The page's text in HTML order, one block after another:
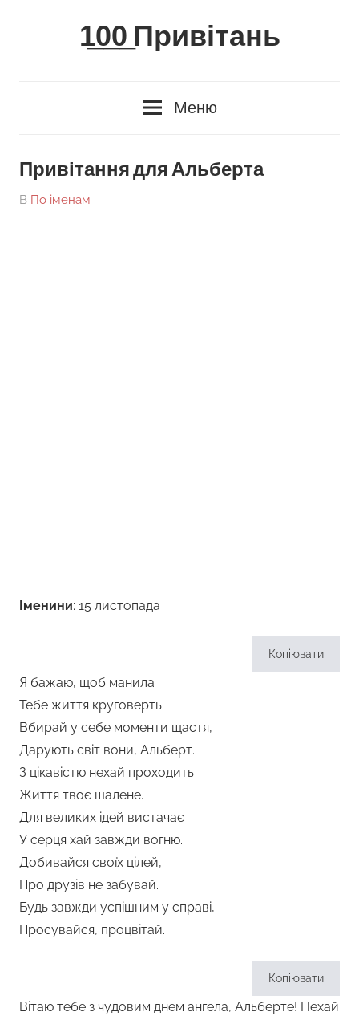
1̲0̲0̲ Привітань
Меню
Привітання для Альберта
On
By
В По іменам
Іменини: 15 листопада
Копіювати
Я бажаю, щоб манила
Тебе життя круговерть.
Вбирай у себе моменти щастя,
Дарують світ вони, Альберт.
З цікавістю нехай проходить
Життя твоє шалене.
Для великих ідей вистачає
У серця хай завжди вогню.
Добивайся своїх цілей,
Про друзів не забувай.
Будь завжди успішним у справі,
Просувайся, процвітай.
Копіювати
Вітаю тебе з чудовим днем ангела, Альберте! Нехай